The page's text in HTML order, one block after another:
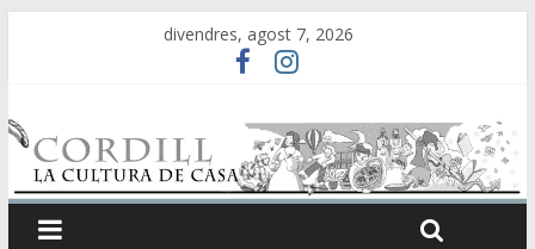
divendres, agost 7, 2026